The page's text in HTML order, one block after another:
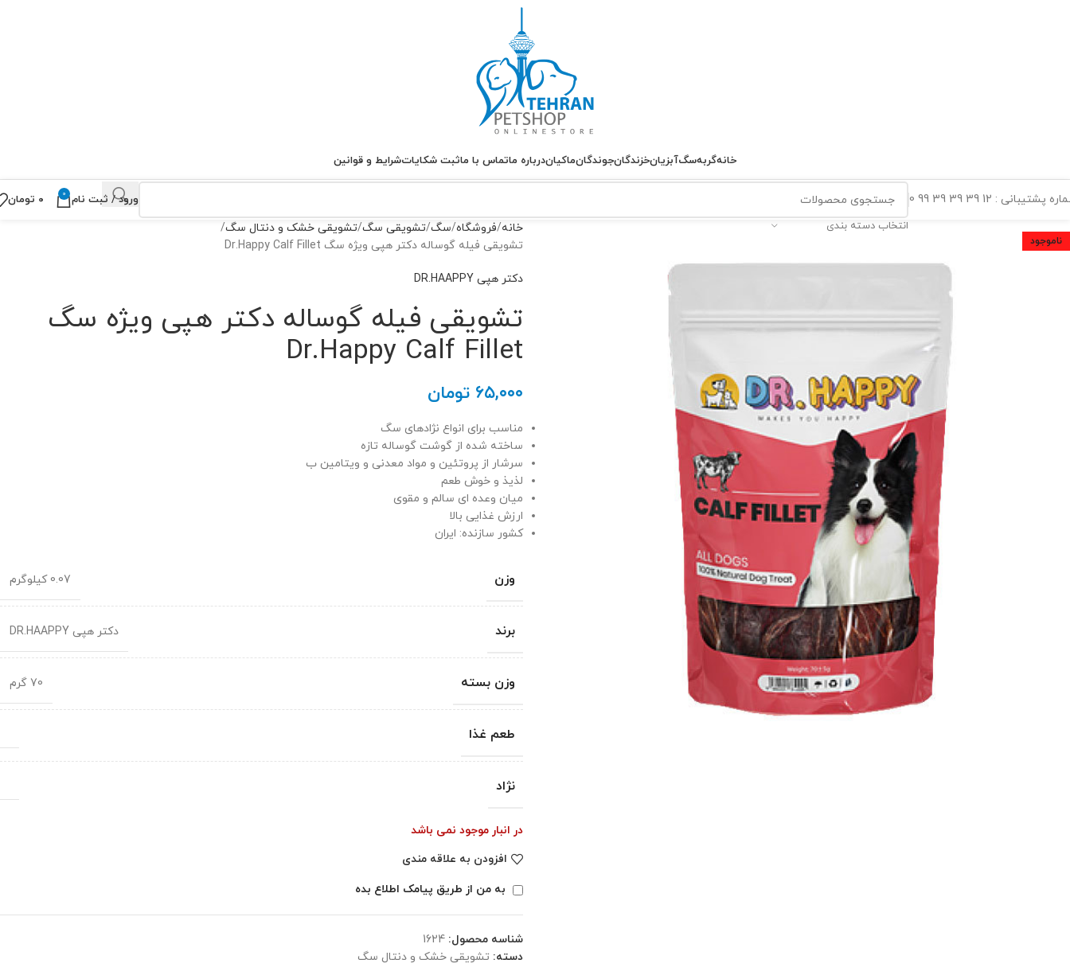
خانهگربهسگآبزیانخزندگانجوندگانماکیاندرباره ماتماس با ماثبت شکایاتشرایط و قوانین
پشتیبانی : 12 39 39 39 99 0
انتخاب دسته بندی
ورود / ثبت نام 0 ۰ تومان
ناموجود
خانه فروشگاه سگ تشویقی سگ تشویقی خشک و دنتال سگ
تشویقی فیله گوساله دکتر هپی ویژه سگ Dr.Happy Calf Fillet
دکتر هپی DR.HAAPPY
تشویقی فیله گوساله دکتر هپی ویژه سگ
Dr.Happy Calf Fillet
۶۵,۰۰۰ تومان
مناسب برای انواع نژادهای سگ
ساخته شده از گوشت گوساله تازه
سرشار از پروتئین و مواد معدنی و ویتامین ب
لذیذ و خوش طعم
میان وعده ای سالم و مقوی
ارزش غذایی بالا
کشور سازنده: ایران
وزن 0.07 کیلوگرم
برند دکتر هپی DR.HAAPPY
وزن بسته 70 گرم
طعم غذا
نژاد
در انبار موجود نمی باشد
افزودن به علاقه مندی
به من از طریق پیامک اطلاع بده
شناسه محصول: 1624
دسته: تشویقی خشک و دنتال سگ